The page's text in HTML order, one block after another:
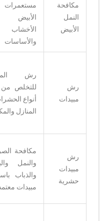
مكافحة
النمل
الأبيض
مستعمرات
الأخشاب
والأساسات
رش
مبيدات
رش
للتخلص من
أنواع
المنازل
رش
مبيدات
حشرية
مكافحة
والنمل
والذباب
مبيدات